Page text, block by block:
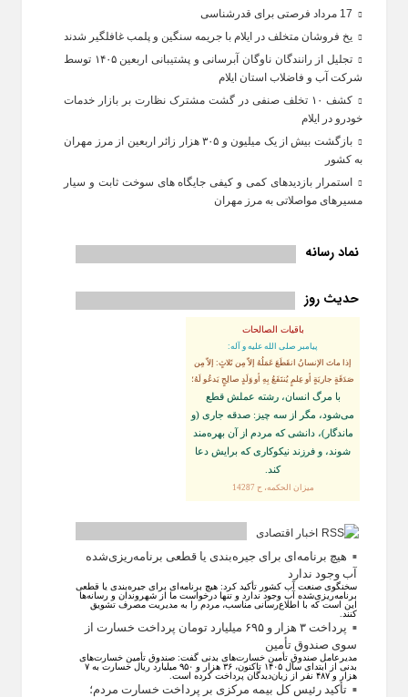
یخ‌ فروشان متخلف در ایلام با جریمه سنگین و پلمب غافلگیر شدند
تجلیل از رانندگان ناوگان آبرسانی و پشتیبانی اربعین ۱۴۰۵ توسط
شرکت آب و فاضلاب استان ایلام
کشف ۱۰ تخلف صنفی در گشت مشترک نظارت بر بازار خدمات
خودرو در ایلام
بازگشت بیش از یک میلیون و ۳۰۵ هزار زائر اربعین از مرز مهران
به کشور
استمرار بازدیدهای کمی و کیفی جایگاه‌ های سوخت ثابت و سیار
مسیرهای مواصلاتی به مرز مهران
نماد رسانه
حدیث روز
باقیات الصالحات
پيامبر صلى‏ الله‏ عليه ‏و‏ آله:
إذا ماتَ الإنسانُ انقَطَعَ عَمَلُهُ إلاّ مِن ثَلاثٍ: إلاّ مِن
صَدَقَةٍ جاريَةٍ أو عِلمٍ يُنتَفَعُ بِهِ أو وَلَدٍ صالِحٍ يَدعُو لَهُ؛
با مرگ انسان، رشته عملش قطع
مى‌شود، مگر از سه چيز: صدقه جارى (و
ماندگار)، دانشى كه مردم از آن بهره‏‌مند
شوند، و فرزند نيكوكارى كه برايش دعا
كند.
ميزان الحكمه، ح 14287
اخبار اقتصادی
هیچ برنامه‌ای برای جیره‌بندی یا قطعی برنامه‌ریزی‌شده
آب وجود ندارد
سخنگوی صنعت آب کشور تأکید کرد: هیچ برنامه‌ای برای جیره‌بندی یا قطعی
برنامه‌ریزی‌شده آب وجود ندارد و تنها درخواست ما از شهروندان و رسانه‌ها
این است که با اطلاع‌رسانی مناسب، مردم را به مدیریت مصرف تشویق
کنند.
پرداخت ۳ هزار و ۶۹۵ میلیارد تومان پرداخت خسارت از
سوی صندوق تأمین
مدیرعامل صندوق تأمین خسارت‌های بدنی گفت: صندوق تأمین خسارت‌های
بدنی از ابتدای سال ۱۴۰۵ تاکنون، ۳۶ هزار و ۹۵۰ میلیارد ریال خسارت به ۷
هزار و ۴۸۷ نفر از زیان‌دیدگان پرداخت کرده است.
تأکید رئیس کل بیمه مرکزی بر پرداخت خسارت مردم؛